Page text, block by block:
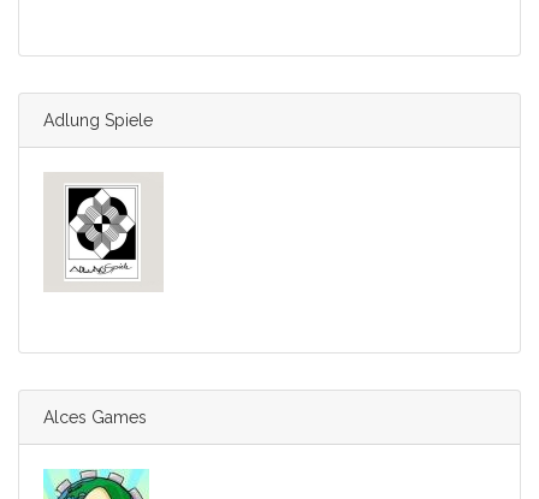
Adlung Spiele
Alces Games